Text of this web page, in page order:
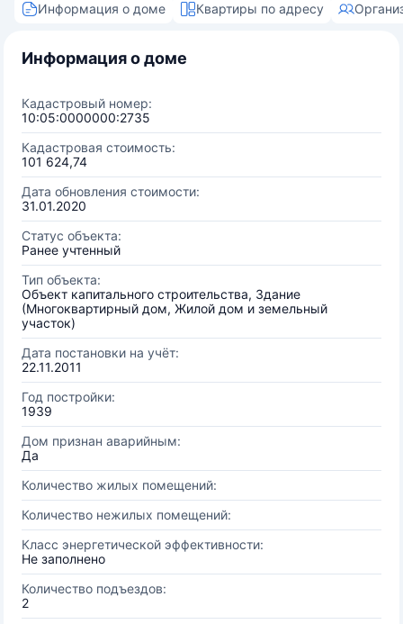
Информация о доме Квартиры по адресу
Информация о доме
Кадастровый номер:
10:05:0000000:2735
Кадастровая стоимость:
101 624,74
Дата обновления стоимости:
31.01.2020
Статус объекта:
Ранее учтенный
Тип объекта:
Объект капитального строительства, Здание
(Многоквартирный дом, Жилой дом и земельный
участок)
Дата постановки на учёт:
22.11.2011
Год постройки:
1939
Дом признан аварийным:
Да
Количество жилых помещений:
Количество нежилых помещений:
Класс энергетической эффективности:
Не заполнено
Количество подъездов:
2